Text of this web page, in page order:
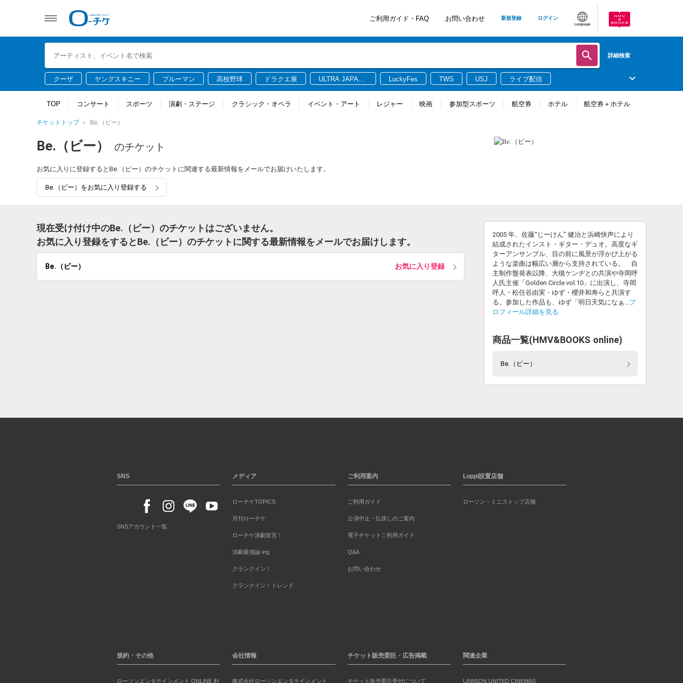
ご利用ガイド・FAQ お問い合わせ 新規登録 ログイン
Language
詳細検索
クーザ ヤングスキニー ブルーマン 高校野球 ドラクエ展
ULTRA JAPAN
LuckyFes TWS USJ ライブ配信
TOP コンサート スポーツ 演劇・ステージ クラシック・オペラ イベント・アート レジャー 映画 参加型スポーツ 航空券 ホテル 航空券＋ホテル
チケットトップ Be.（ビー）
Be.（ビー） のチケット
お気に入りに登録するとBe.（ビー）のチケットに関連する最新情報をメールでお届けいたします。
Be.（ビー）をお気に入り登録する
現在受け付け中のBe.（ビー）のチケットはございません。
お気に入り登録をするとBe.（ビー）のチケットに関する最新情報をメールでお届けします。
Be.（ビー） お気に入り登録
2005 年、佐藤“じーけん” 健治と浜崎快声により
結成されたインスト・ギター・デュオ。高度なギ
ターアンサンブル、目の前に風景が浮かび上がる
ような楽曲は幅広い層から支持されている。 自
主制作盤発表以降、大槻ケンヂとの共演や寺岡呼
人氏主催「Golden Circle vol.10」に出演し、寺岡
呼人・松任谷由実・ゆず・櫻井和寿らと共演す
る。参加した作品も、ゆず「明日天気になぁ...プ
ロフィール詳細を見る
商品一覧(HMV&BOOKS online)
Be.（ビー）
SNS
SNSアカウント一覧
メディア
ローチケTOPICS
月刊ローチケ
ローチケ演劇宣言！
演劇最強論-ing
クランクイン！
クランクイン！トレンド
ご利用案内
ご利用ガイド
公演中止・払戻しのご案内
電子チケットご利用ガイド
Q&A
お問い合わせ
Loppi設置店舗
ローソン・ミニストップ店舗
規約・その他
ローソンエンタテインメント ONLINE 利
会社情報
株式会社ローソンエンタテインメント
チケット販売委託・広告掲載
チケット販売委託受付について
関連企業
LAWSON UNITED CINEMAS